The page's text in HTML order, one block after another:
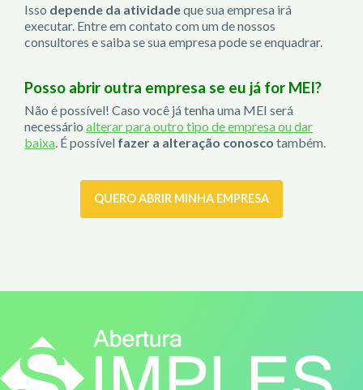
Isso depende da atividadeque sua empresa irá
executar. Entre em contato com um de nossos
consultores e saiba se sua empresa pode se enquadrar.
Posso abrir outra empresa se eu já for MEI?
Não é possível! Caso você já tenha uma MEI será
necessário alterar para outro tipo de empresa ou dar
baixa. É possível fazer a alteração conosco também.
QUERO ABRIR MINHA EMPRESA